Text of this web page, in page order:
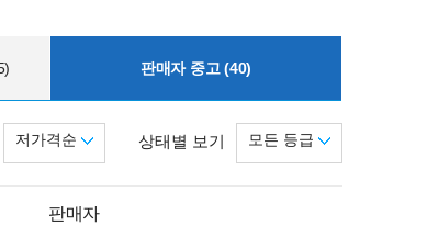
판매자 중고 (40)
상태별 보기 모든 등급
저가격순
판매자